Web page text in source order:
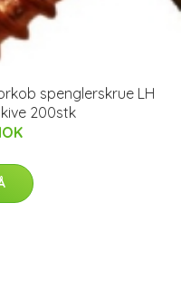
spenglerskrue LH
200stk